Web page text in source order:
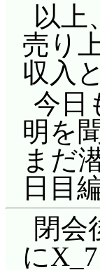
以
売り
収入
今日
明を
まだ
日目
閉会
に